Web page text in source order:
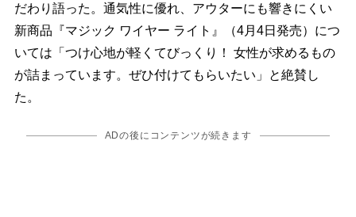
だわり語った。通気性に優れ、アウターにも響きにくい
新商品『マジック ワイヤー ライト』（4月4日発売）につ
いては「つけ心地が軽くてびっくり！ 女性が求めるもの
が詰まっています。ぜひ付けてもらいたい」と絶賛し
た。
ADの後にコンテンツが続きます